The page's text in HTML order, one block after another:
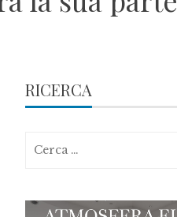
RICERCA